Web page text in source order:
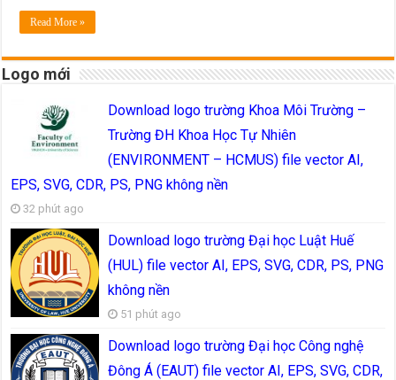
Read More »
Logo mới
Download logo trường Khoa Môi Trường –
Trường ĐH Khoa Học Tự Nhiên
(ENVIRONMENT – HCMUS) file vector AI,
EPS, SVG, CDR, PS, PNG không nền
32 phút ago
Download logo trường Đại học Luật Huế
(HUL) file vector AI, EPS, SVG, CDR, PS, PNG
không nền
51 phút ago
Download logo trường Đại học Công nghệ
Đông Á (EAUT) file vector AI, EPS, SVG, CDR,